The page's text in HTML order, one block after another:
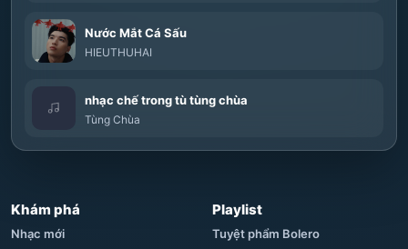
Nước Mắt Cá Sấu
HIEUTHUHAI
nhạc chế trong tù tùng chùa
Tùng Chùa
Khám phá
Nhạc mới
Playlist
Tuyệt phẩm Bolero